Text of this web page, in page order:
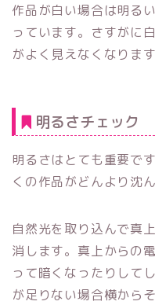
作品が白い場合は明る
っています。さすがに
がよく見えなくなります
明るさチェック
明るさはとても重要で
くの作品がどんより沈
自然光を取り込んで真
消します。真上からの
って暗くなったりして
が足りない場合横から